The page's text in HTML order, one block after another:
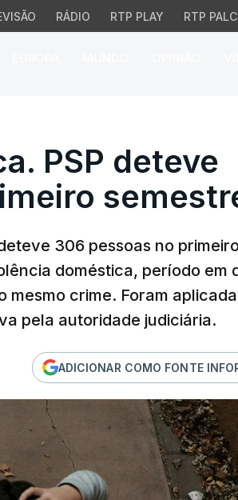
RÁDIO RTP PLAY RTP
PSP deteve
PSP deteve
306 pessoas no
doméstica, período em
crime. Foram
pela autoridade judiciária.
ADICIONAR COMO FONTE